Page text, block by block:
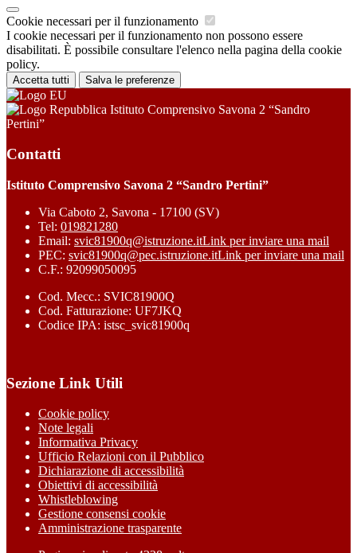
Cookie necessari per il funzionamento
I cookie necessari per il funzionamento non possono essere
disabilitati. È possibile consultare l'elenco nella pagina della cookie
policy.
Accetta tutti Salva le preferenze
Istituto Comprensivo Savona 2 “Sandro
Pertini”
Contatti
Istituto Comprensivo Savona 2 “Sandro Pertini”
Via Caboto 2, Savona - 17100 (SV)
Tel: 019821280
Email: svic81900q@istruzione.itLink per inviare una mail
PEC: svic81900q@pec.istruzione.itLink per inviare una mail
C.F.: 92099050095
Cod. Mecc.: SVIC81900Q
Cod. Fatturazione: UF7JKQ
Codice IPA: istsc_svic81900q
Sezione Link Utili
Cookie policy
Note legali
Informativa Privacy
Ufficio Relazioni con il Pubblico
Dichiarazione di accessibilità
Obiettivi di accessibilità
Whistleblowing
Gestione consensi cookie
Amministrazione trasparente